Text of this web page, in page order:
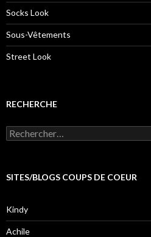
Socks Look
Sous-Vêtements
Street Look
RECHERCHE
Rechercher :
SITES/BLOGS COUPS DE COEUR
Kindy
Achile